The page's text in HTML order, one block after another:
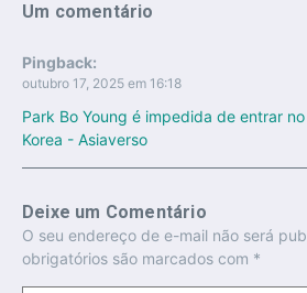
Um comentário
Pingback:
outubro 17, 2025 em 16:18
Park Bo Young é impedida de entrar
Korea - Asiaverso
Deixe um Comentário
O seu endereço de e-mail não será
obrigatórios são marcados com *